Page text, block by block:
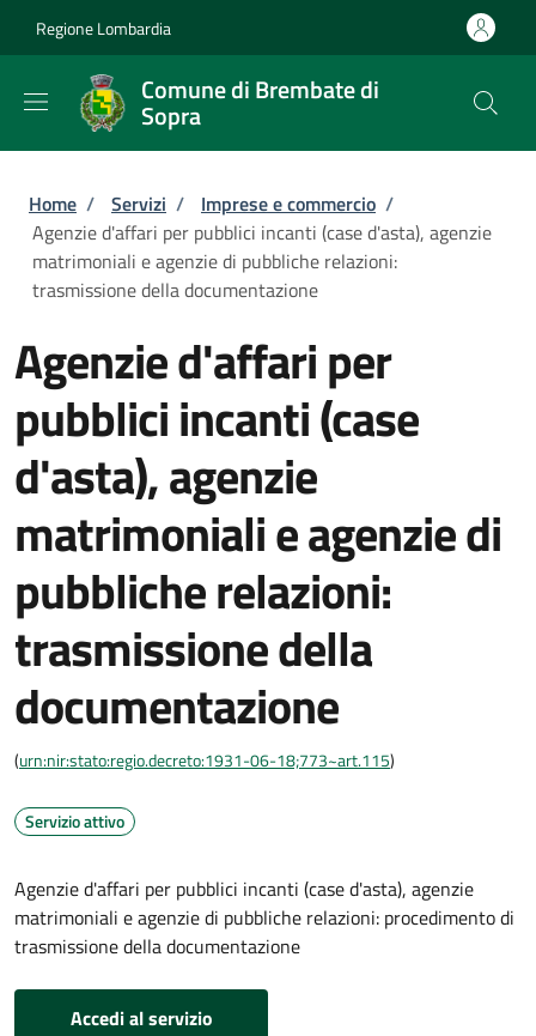
Regione Lombardia
Comune di Brembate di
Sopra
Briciole di pane
Home / Servizi / Imprese e commercio /
Agenzie d'affari per pubblici incanti (case d'asta), agenzie
matrimoniali e agenzie di pubbliche relazioni:
trasmissione della documentazione
Agenzie d'affari per
pubblici incanti (case
d'asta), agenzie
matrimoniali e agenzie di
pubbliche relazioni:
trasmissione della
documentazione
(urn:nir:stato:regio.decreto:1931-06-18;773~art.115)
Servizio attivo
Agenzie d'affari per pubblici incanti (case d'asta), agenzie
matrimoniali e agenzie di pubbliche relazioni: procedimento di
trasmissione della documentazione
Accedi al servizio